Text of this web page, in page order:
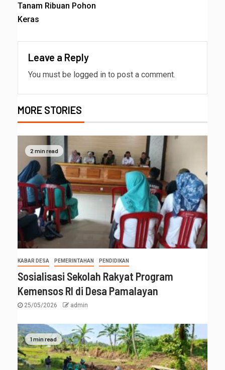
Tanam Ribuan Pohon
Keras
Leave a Reply
You must be logged in to post a comment.
MORE STORIES
2 min read
KABAR DESA PEMERINTAHAN PENDIDIKAN
Sosialisasi Sekolah Rakyat Program
Kemensos RI di Desa Pamalayan
25/05/2026 admin
1 min read